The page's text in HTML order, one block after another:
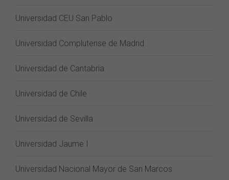
Universidad CEU San Pablo
Universidad Complutense de Madrid
Universidad de Cantabria
Universidad de Chile
Universidad de Sevilla
Universidad Jaume I
Universidad Nacional Mayor de San Marcos